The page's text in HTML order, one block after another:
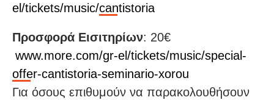
el/tickets/music/cantistoria
Προσφορά Εισιτηρίων: 20€
www.more.com/gr-el/tickets/music/special-
offer-cantistoria-seminario-xorou
Για όσους επιθυμούν να παρακολουθήσουν